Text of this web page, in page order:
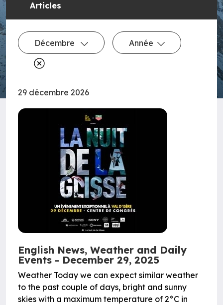
Articles
Décembre Année
29 décembre 2026
English News, Weather and Daily
Events - December 29, 2025
Weather Today we can expect similar weather
to the past couple of days, bright and sunny
skies with a maximum temperature of 2°C in